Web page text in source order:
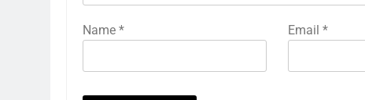
Name * Email *